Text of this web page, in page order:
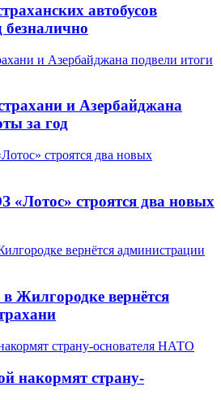
автобусов
безналично
и Азербайджана
за год
«Лотос» строятся два новых
Жилгородке вернётся
накормят страну-